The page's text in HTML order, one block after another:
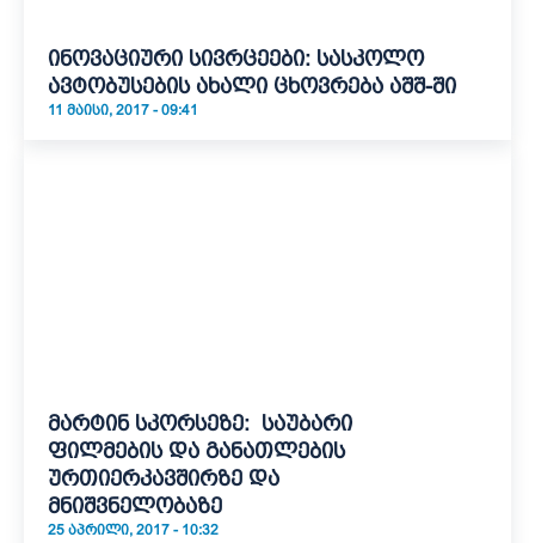
ინოვაციური სივრცეები: სასკოლო
ავტობუსების ახალი ცხოვრება აშშ-ში
11 ᲛᲐᲘᲡᲘ, 2017 - 09:41
მარტინ სკორსეზე: საუბარი
ფილმების და განათლების
ურთიერკავშირზე და
მნიშვნელობაზე
25 ᲐᲞᲠᲘᲚᲘ, 2017 - 10:32